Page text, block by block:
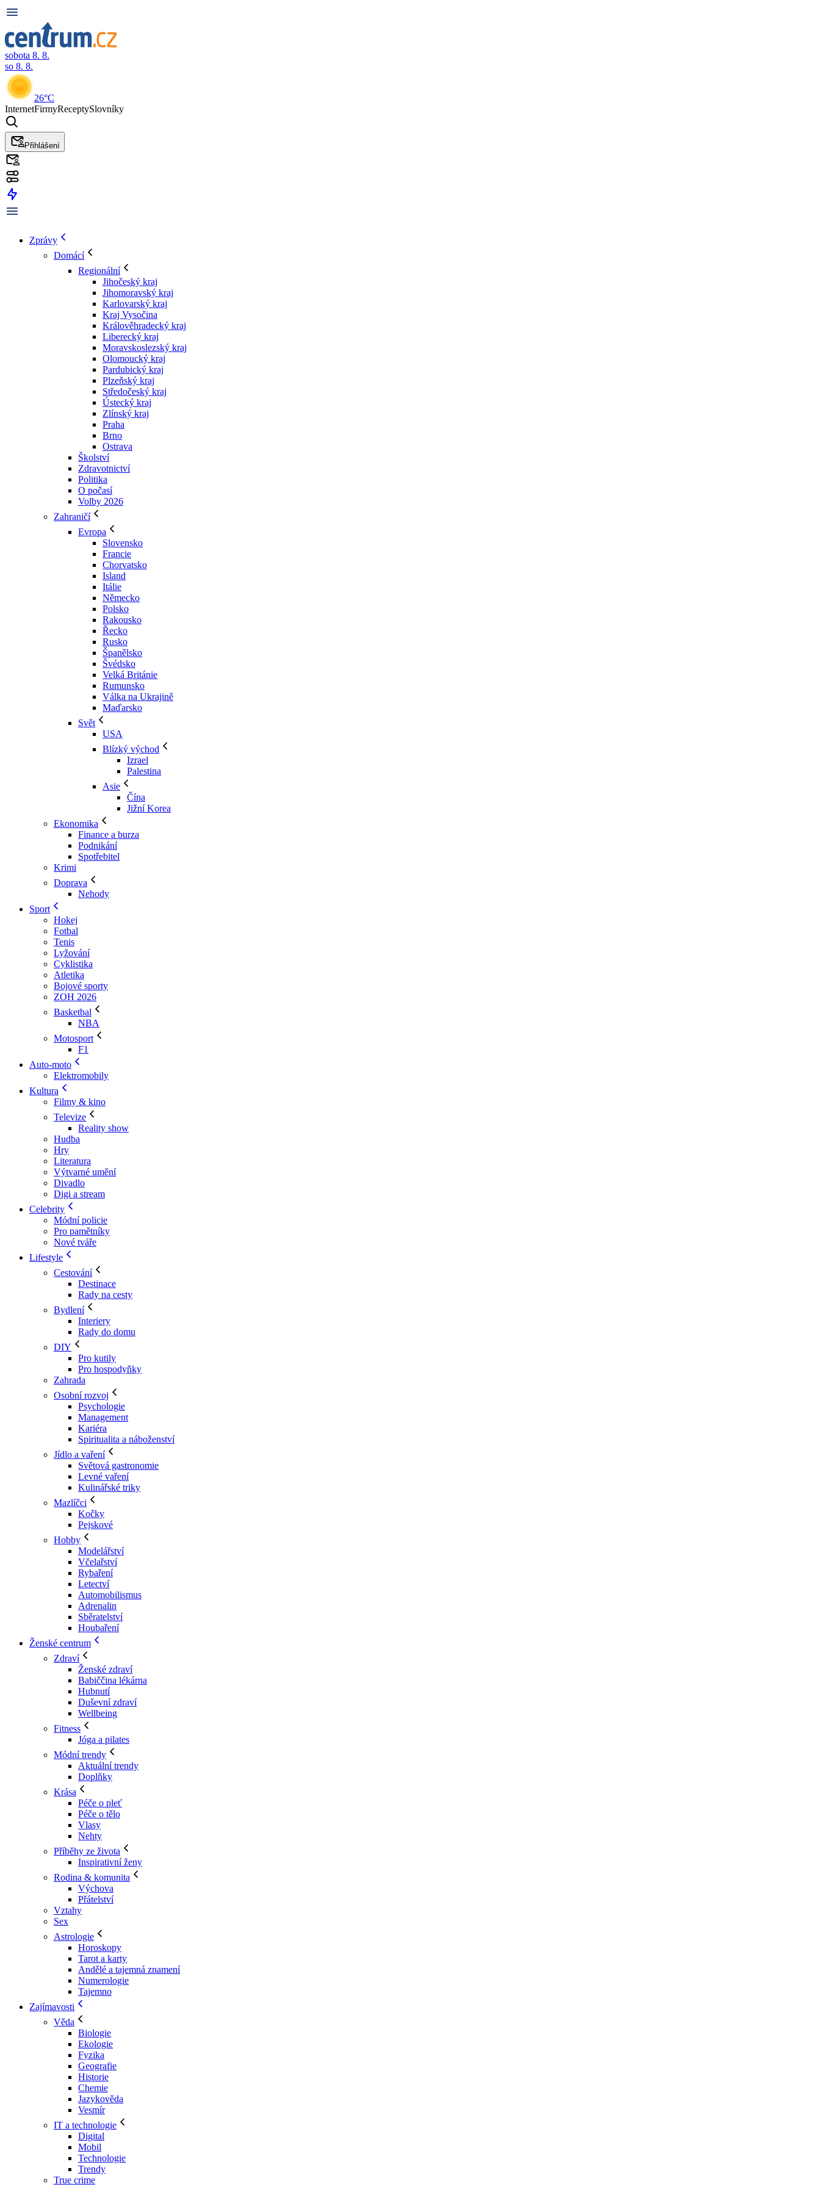
sobota 8. 8.
so 8. 8.
26°C
InternetFirmyReceptySlovníky
Přihlášení
Zprávy
Domácí
Regionální
Jihočeský kraj
Jihomoravský kraj
Karlovarský kraj
Kraj Vysočina
Králověhradecký kraj
Liberecký kraj
Moravskoslezský kraj
Olomoucký kraj
Pardubický kraj
Plzeňský kraj
Středočeský kraj
Ústecký kraj
Zlínský kraj
Praha
Brno
Ostrava
Školství
Zdravotnictví
Politika
O počasí
Volby 2026
Zahraničí
Evropa
Slovensko
Francie
Chorvatsko
Island
Itálie
Německo
Polsko
Rakousko
Řecko
Rusko
Španělsko
Švédsko
Velká Británie
Rumunsko
Válka na Ukrajině
Maďarsko
Svět
USA
Blízký východ
Izrael
Palestina
Asie
Čína
Jižní Korea
Ekonomika
Finance a burza
Podnikání
Spotřebitel
Krimi
Doprava
Nehody
Sport
Hokej
Fotbal
Tenis
Lyžování
Cyklistika
Atletika
Bojové sporty
ZOH 2026
Basketbal
NBA
Motosport
F1
Auto-moto
Elektromobily
Kultura
Filmy & kino
Televize
Reality show
Hudba
Hry
Literatura
Výtvarné umění
Divadlo
Digi a stream
Celebrity
Módní policie
Pro pamětníky
Nové tváře
Lifestyle
Cestování
Destinace
Rady na cesty
Bydlení
Interiery
Rady do domu
DIY
Pro kutily
Pro hospodyňky
Zahrada
Osobní rozvoj
Psychologie
Management
Kariéra
Spiritualita a náboženství
Jídlo a vaření
Světová gastronomie
Levné vaření
Kulinářské triky
Mazlíčci
Kočky
Pejskové
Hobby
Modelářství
Včelařství
Rybaření
Letectví
Automobilismus
Adrenalin
Sběratelství
Houbaření
Ženské centrum
Zdraví
Ženské zdraví
Babiččina lékárna
Hubnutí
Duševní zdraví
Wellbeing
Fitness
Jóga a pilates
Módní trendy
Aktuální trendy
Doplňky
Krása
Péče o pleť
Péče o tělo
Vlasy
Nehty
Příběhy ze života
Inspirativní ženy
Rodina & komunita
Výchova
Přátelství
Vztahy
Sex
Astrologie
Horoskopy
Tarot a karty
Andělé a tajemná znamení
Numerologie
Tajemno
Zajímavosti
Věda
Biologie
Ekologie
Fyzika
Geografie
Historie
Chemie
Jazykověda
Vesmír
IT a technologie
Digital
Mobil
Technologie
Trendy
True crime